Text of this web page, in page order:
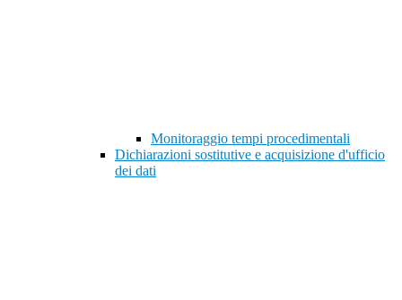
Monitoraggio tempi procedimentali
Dichiarazioni sostitutive e acquisizione d'ufficio
dei dati